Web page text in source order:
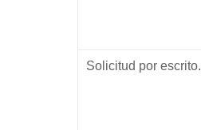
Solicitud por escrito.